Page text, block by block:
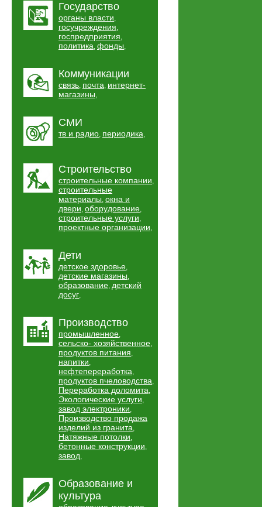
Государство
органы власти,
госучреждения,
госпредприятия,
политика, фонды,
Коммуникации
связь, почта, интернет-
магазины,
СМИ
тв и радио, периодика,
Строительство
строительные компании,
строительные
материалы, окна и
двери, оборудование,
строительные услуги,
проектные организации,
Дети
детское здоровье,
детские магазины,
образование, детский
досуг,
Производство
промышленное,
сельско- хозяйственное,
продуктов питания,
напитки,
нефтепереработка,
продуктов пчеловодства,
Переработка доломита,
Экологические услуги,
завод электроники,
Производство продажа
изделий из гранита,
Натяжные потолки,
бетонные конструкции,
завод,
Образование и
культура